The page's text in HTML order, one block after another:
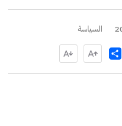
السياسة
Share